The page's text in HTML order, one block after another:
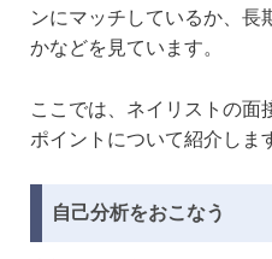
ンにマッチしているか、長
かなどを見ています。
ここでは、ネイリストの面
ポイントについて紹介しま
自己分析をおこなう